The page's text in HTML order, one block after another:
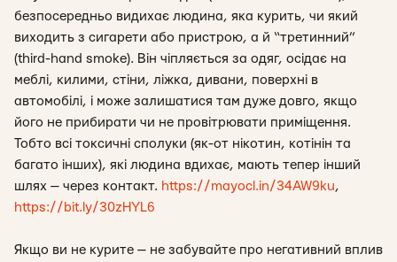
безпосередньо видихає людина, яка курить, чи який
виходить з сигарети або пристрою, а й “третинний”
(third-hand smoke). Він чіпляється за одяг, осідає на
меблі, килими, стіни, ліжка, дивани, поверхні в
автомобілі, і може залишатися там дуже довго, якщо
його не прибирати чи не провітрювати приміщення.
Тобто всі токсичні сполуки (як-от нікотин, котінін та
багато інших), які людина вдихає, мають тепер інший
шлях — через контакт. https://mayocl.in/34AW9ku,
https://bit.ly/30zHYL6
Якщо ви не курите — не забувайте про негативний вплив